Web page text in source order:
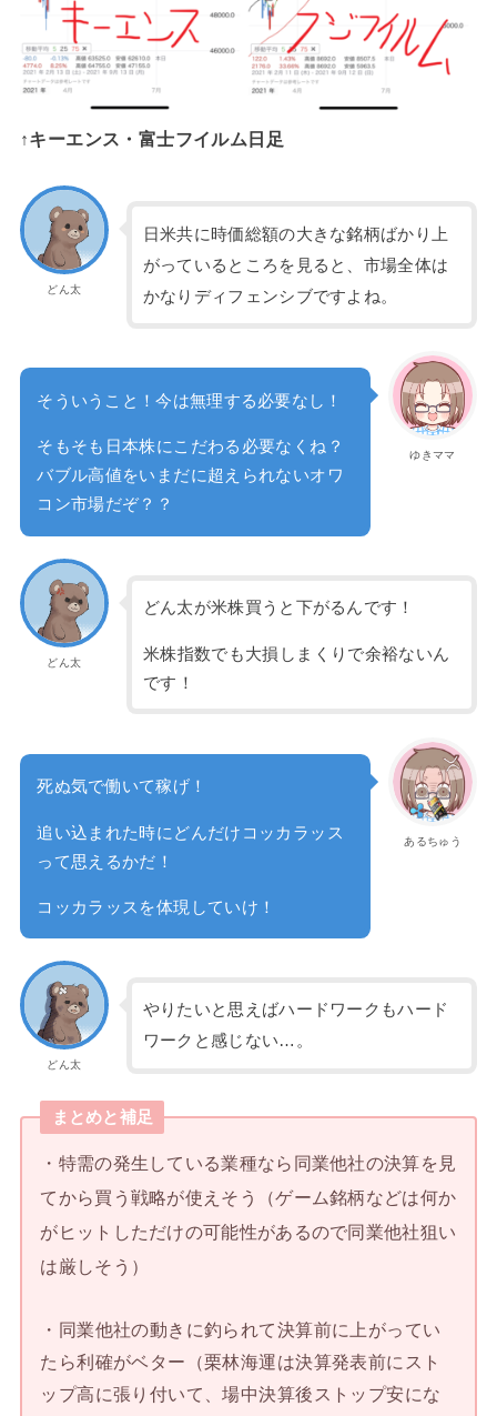
↑キーエンス・富士フイルム日足
どん太
日米共に時価総額の大きな銘柄ばかり上
がっているところを見ると、市場全体は
かなりディフェンシブですよね。
ゆきママ
そういうこと！今は無理する必要なし！
そもそも日本株にこだわる必要なくね？
バブル高値をいまだに超えられないオワ
コン市場だぞ？？
どん太
どん太が米株買うと下がるんです！
米株指数でも大損しまくりで余裕ないん
です！
あるちゅう
死ぬ気で働いて稼げ！
追い込まれた時にどんだけコッカラッス
って思えるかだ！
コッカラッスを体現していけ！
どん太
やりたいと思えばハードワークもハード
ワークと感じない…。
まとめと補足
・特需の発生している業種なら同業他社の決算を見
てから買う戦略が使えそう（ゲーム銘柄などは何か
がヒットしただけの可能性があるので同業他社狙い
は厳しそう）
・同業他社の動きに釣られて決算前に上がってい
たら利確がベター（栗林海運は決算発表前にスト
ップ高に張り付いて、場中決算後ストップ安にな